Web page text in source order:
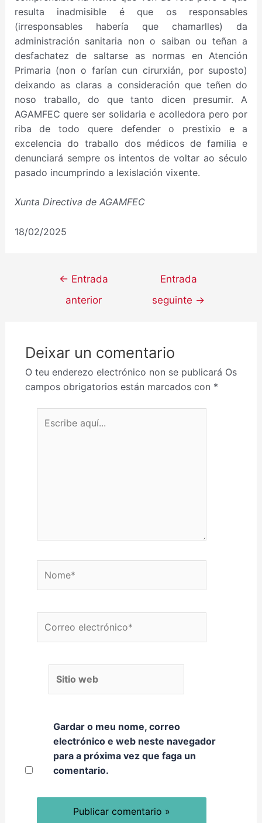
resulta inadmisible é que os responsables
(irresponsables habería que chamarlles) da
administración sanitaria non o saiban ou teñan a
desfachatez de saltarse as normas en Atención
Primaria (non o farían cun cirurxián, por suposto)
deixando as claras a consideración que teñen do
noso traballo, do que tanto dicen presumir. A
AGAMFEC quere ser solidaria e acolledora pero por
riba de todo quere defender o prestixio e a
excelencia do traballo dos médicos de familia e
denunciará sempre os intentos de voltar ao século
pasado incumprindo a lexislación vixente.
Xunta Directiva de AGAMFEC
18/02/2025
← Entrada
anterior
Entrada
seguinte →
Deixar un comentario
O teu enderezo electrónico non se publicará Os
campos obrigatorios están marcados con *
Gardar o meu nome, correo
electrónico e web neste navegador
para a próxima vez que faga un
comentario.